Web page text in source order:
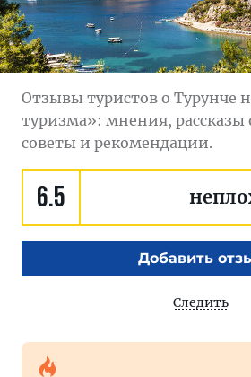
Отзывы туристов о Турунче
туризма»: мнения, рассказы
советы и рекомендации.
6.5
Добавить
Следить